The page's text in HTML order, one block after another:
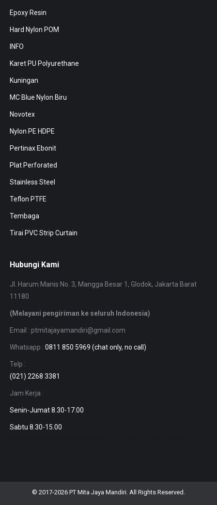
Epoxy Resin
Hard Nylon POM
INFO
Karet PU Polyurethane
Kuningan
MC Blue Nylon Biru
Novotex
Nylon PE HDPE
Pertinax Ebonit
Plat Perforated
Stainless Steel
Teflon PTFE
Tembaga
Tirai PVC Strip Curtain
Hubungi Kami
Jl. Harum Manis No. 3, Mangga Besar 1, Glodok, Jakarta Barat
11180
(Melayani pengiriman ke seluruh Indonesia)
Email : ptmitajayamandiri@gmail.com
Whatsapp : 0811 850 5969 (chat only, no call)
Telp :
(021) 2268 3381
Jam Kerja :
Senin-Jumat 8.30-17.00
Sabtu 8.30-15.00
© 2017-2026 PT Mita Jaya Mandiri. All Rights Reserved.